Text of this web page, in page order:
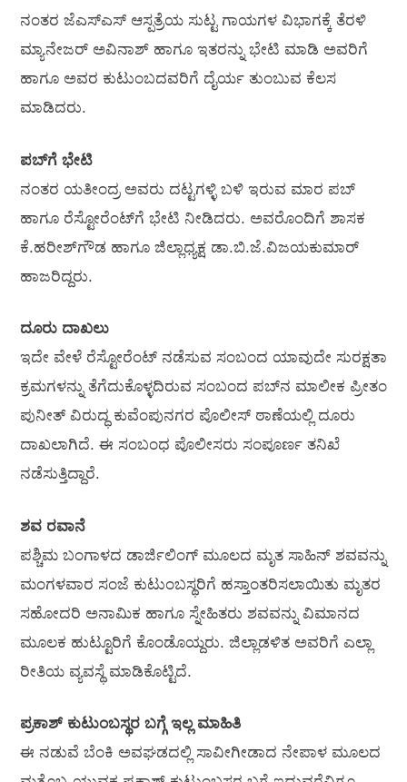
ನಂತರ ಜೆಎಸ್‌ಎಸ್ ಆಸ್ಪತ್ರೆಯ ಸುಟ್ಟ ಗಾಯಗಳ ವಿಭಾಗಕ್ಕೆ ತೆರಳಿ
ಮ್ಯಾನೇಜರ್ ಅವಿನಾಶ್ ಹಾಗೂ ಇತರನ್ನು ಭೇಟಿ ಮಾಡಿ ಅವರಿಗೆ
ಹಾಗೂ ಅವರ ಕುಟುಂಬದವರಿಗೆ ದೈರ್ಯ ತುಂಬುವ ಕೆಲಸ
ಮಾಡಿದರು.
ಪಬ್‌ಗೆ ಭೇಟಿ
ನಂತರ ಯತೀಂದ್ರ ಅವರು ದಟ್ಟಗಳ್ಳಿ ಬಳಿ ಇರುವ ಮಾರ ಪಬ್
ಹಾಗೂ ರೆಸ್ಟೋರೆಂಟ್‌ಗೆ ಭೇಟಿ ನೀಡಿದರು. ಅವರೊಂದಿಗೆ ಶಾಸಕ
ಕೆ.ಹರೀಶ್‌ಗೌಡ ಹಾಗೂ ಜಿಲ್ಲಾಧ್ಯಕ್ಷ ಡಾ.ಬಿ.ಜೆ.ವಿಜಯಕುಮಾರ್
ಹಾಜರಿದ್ದರು.
ದೂರು ದಾಖಲು
ಇದೇ ವೇಳೆ ರೆಸ್ಟೋರೆಂಟ್ ನಡೆಸುವ ಸಂಬಂದ ಯಾವುದೇ ಸುರಕ್ಷತಾ
ಕ್ರಮಗಳನ್ನು ತೆಗೆದುಕೊಳ್ಳದಿರುವ ಸಂಬಂದ ಪಬ್‌ನ ಮಾಲೀಕ ಪ್ರೀತಂ
ಪುನೀತ್ ವಿರುದ್ಧ ಕುವೆಂಪುನಗರ ಪೊಲೀಸ್ ಠಾಣೆಯಲ್ಲಿ ದೂರು
ದಾಖಲಾಗಿದೆ. ಈ ಸಂಬಂಧ ಪೊಲೀಸರು ಸಂಪೂರ್ಣ ತನಿಖೆ
ನಡೆಸುತ್ತಿದ್ದಾರೆ.
ಶವ ರವಾನೆ
ಪಶ್ಚಿಮ ಬಂಗಾಳದ ಡಾರ್ಜಿಲಿಂಗ್ ಮೂಲದ ಮೃತ ಸಾಹಿನ್ ಶವವನ್ನು
ಮಂಗಳವಾರ ಸಂಜೆ ಕುಟುಂಬಸ್ಥರಿಗೆ ಹಸ್ತಾಂತರಿಸಲಾಯಿತು ಮೃತರ
ಸಹೋದರಿ ಅನಾಮಿಕ ಹಾಗೂ ಸ್ನೇಹಿತರು ಶವವನ್ನು ವಿಮಾನದ
ಮೂಲಕ ಹುಟ್ಟೂರಿಗೆ ಕೊಂಡೊಯ್ದರು. ಜಿಲ್ಲಾಡಳಿತ ಅವರಿಗೆ ಎಲ್ಲಾ
ರೀತಿಯ ವ್ಯವಸ್ಥೆ ಮಾಡಿಕೊಟ್ಟಿದೆ.
ಪ್ರಕಾಶ್ ಕುಟುಂಬಸ್ಥರ ಬಗ್ಗೆ ಇಲ್ಲ ಮಾಹಿತಿ
ಈ ನಡುವೆ ಬೆಂಕಿ ಅವಘಡದಲ್ಲಿ ಸಾವೀಗೀಡಾದ ನೇಪಾಳ ಮೂಲದ